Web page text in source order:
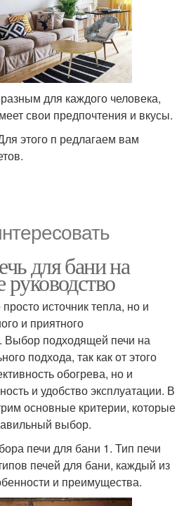
для каждого человека,
свои предпочтения и вкусы.
этого п редлагаем вам
для бани на
источник тепла, но и
и приятного
подходящей печи на
подхода, так как от этого
обогрева, но и
и удобство эксплуатации. В
основные критерии, которые
выбор.
печи для бани 1. Тип печи
печей для бани, каждый из
и преимущества.